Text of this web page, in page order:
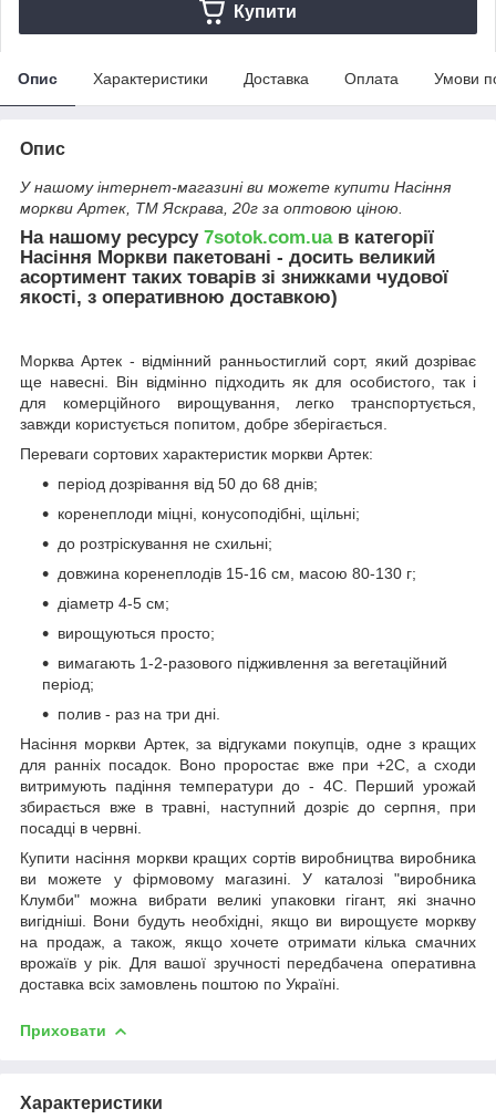
Купити
Опис Характеристики Доставка Оплата Умови
Опис
У нашому інтернет-магазині ви можете купити Насіння
моркви Артек, ТМ Яскрава, 20г за оптовою ціною.
На нашому ресурсу 7sotok.com.uaв категорії
Насіння Моркви пакетовані - досить великий
асортимент таких товарів зі знижками чудової
якості, з оперативною доставкою)
Морква Артек - відмінний ранньостиглий сорт, який дозріває
ще навесні. Він відмінно підходить як для особистого, так і
для комерційного вирощування, легко транспортується,
завжди користується попитом, добре зберігається.
Переваги сортових характеристик моркви Артек:
період дозрівання від 50 до 68 днів;
коренеплоди міцні, конусоподібні, щільні;
до розтріскування не схильні;
довжина коренеплодів 15-16 см, масою 80-130 г;
діаметр 4-5 см;
вирощуються просто;
вимагають 1-2-разового підживлення за вегетаційний
період;
полив - раз на три дні.
Насіння моркви Артек, за відгуками покупців, одне з кращих
для ранніх посадок. Воно проростає вже при +2С, а сходи
витримують падіння температури до - 4С. Перший урожай
збирається вже в травні, наступний дозріє до серпня, при
посадці в червні.
Купити насіння моркви кращих сортів виробництва виробника
ви можете у фірмовому магазині. У каталозі "виробника
Клумби" можна вибрати великі упаковки гігант, які значно
вигідніші. Вони будуть необхідні, якщо ви вирощуєте моркву
на продаж, а також, якщо хочете отримати кілька смачних
врожаїв у рік. Для вашої зручності передбачена оперативна
доставка всіх замовлень поштою по Україні.
Приховати
Характеристики